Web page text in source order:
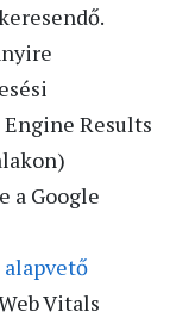
Results
a Google
alapvető
Vitals